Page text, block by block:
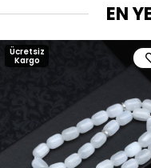
EN
Ücretsiz
Kargo